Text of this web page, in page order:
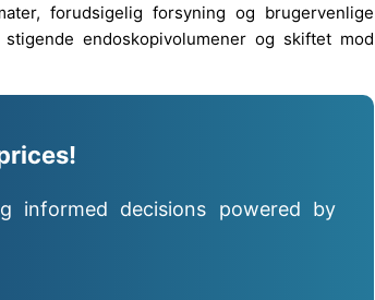
forudsigelig forsyning og brugervenlige
endoskopivolumener og skiftet mod
informed decisions powered by